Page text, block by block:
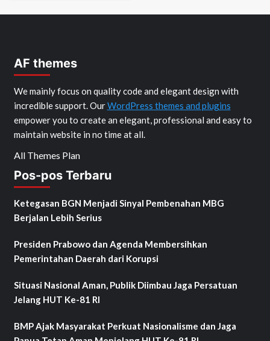
AF themes
We mainly focus on quality code and elegant design with
incredible support. OurWordPress themes and plugins
empower you to create an elegant, professional and easy to
maintain website in no time at all.
All Themes Plan
Pos-pos Terbaru
Ketegasan BGN Menjadi Sinyal Pembenahan MBG
Berjalan Lebih Serius
Presiden Prabowo dan Agenda Membersihkan
Pemerintahan Daerah dari Korupsi
Situasi Nasional Aman, Publik Diimbau Jaga Persatuan
Jelang HUT Ke-81 RI
BMP Ajak Masyarakat Perkuat Nasionalisme dan Jaga